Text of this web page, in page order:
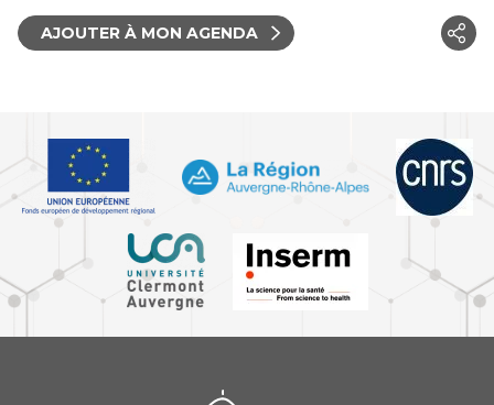
AJOUTER À MON AGENDA